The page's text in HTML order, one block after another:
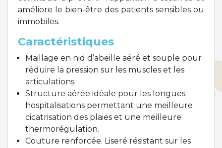
améliore le bien-être des patients sensibles ou
immobiles.
Caractéristiques
Maillage en nid d’abeille aéré et souple pour
réduire la pression sur les muscles et les
articulations.
Structure aérée idéale pour les longues
hospitalisations permettant une meilleure
cicatrisation des plaies et une meilleure
thermorégulation.
Couture renforcée. Liseré résistant sur les